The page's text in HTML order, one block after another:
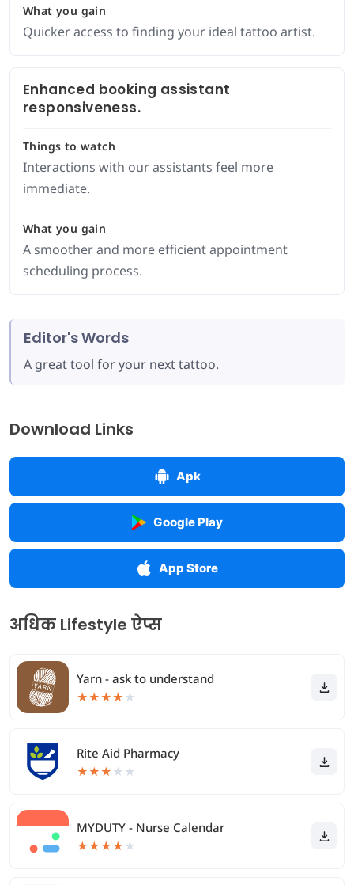
What you gain
Quicker access to finding your ideal tattoo artist.
Enhanced booking assistant
responsiveness.
Things to watch
Interactions with our assistants feel more
immediate.
What you gain
A smoother and more efficient appointment
scheduling process.
Editor's Words
A great tool for your next tattoo.
Download Links
Apk
Google Play
App Store
अधिक Lifestyle ऐप्स
Yarn - ask to understand
★★★★ ★
Rite Aid Pharmacy
★★★ ★ ★
MYDUTY - Nurse Calendar
★★★★ ★